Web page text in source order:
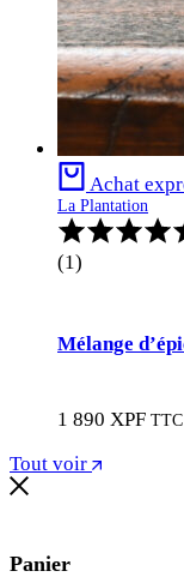
Achat
La Plantation
(1)
Mélange
1 890 XPF TTC
Tout voir
Panier